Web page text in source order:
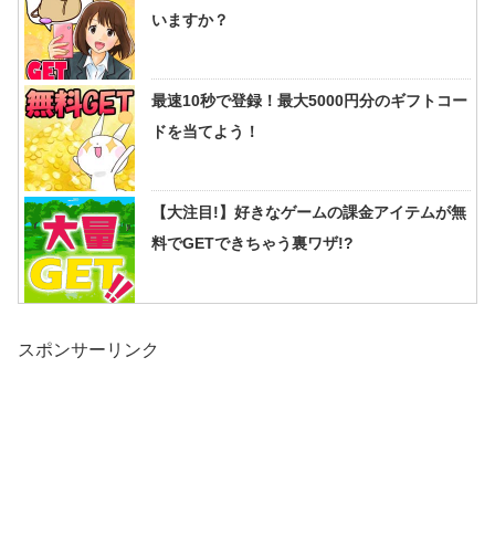
いますか？
最速10秒で登録！最大5000円分のギフトコー
ドを当てよう！
【大注目!】好きなゲームの課金アイテムが無
料でGETできちゃう裏ワザ!?
スポンサーリンク